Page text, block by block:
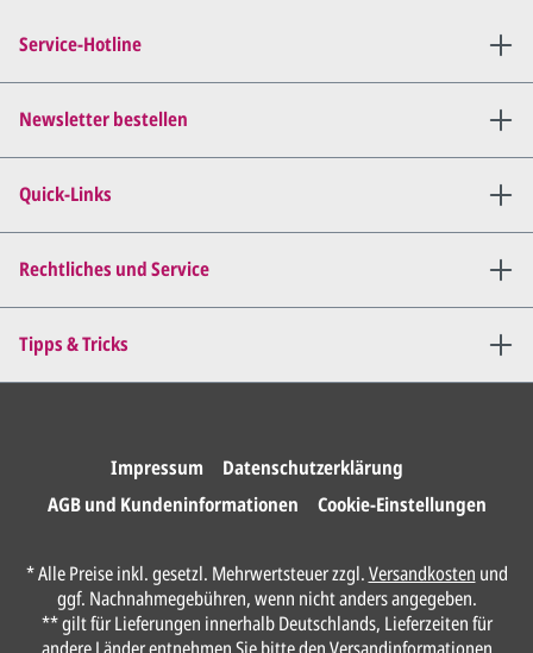
Unser Design Service
(Profi gestalten lassen)
Lassen Sie Ihre Karte ganz einfach von
uns, was Sie amEntwurf
Wir senden Ihnen den
Dies wiederholen wir so lange,
bis
Service-Hotline
Rechtliches und Service
Tipps & Tricks
Quick-Links
Newsletter bestellen
Impressum
Datenschutzerklärung
AGB und Kundeninformationen
Cookie-Einstellungen
* Alle Preise inkl. gesetzl. Mehrwertsteuer zzgl.Versandkosten und
ggf. Nachnahmegebühren, wenn nicht anders angegeben.
** gilt für Lieferungen innerhalb Deutschlands, Lieferzeiten für